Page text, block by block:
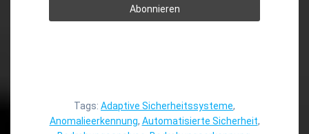
Tags: Adaptive Sicherheitssysteme,
Anomalieerkennung, Automatisierte Sicherheit,